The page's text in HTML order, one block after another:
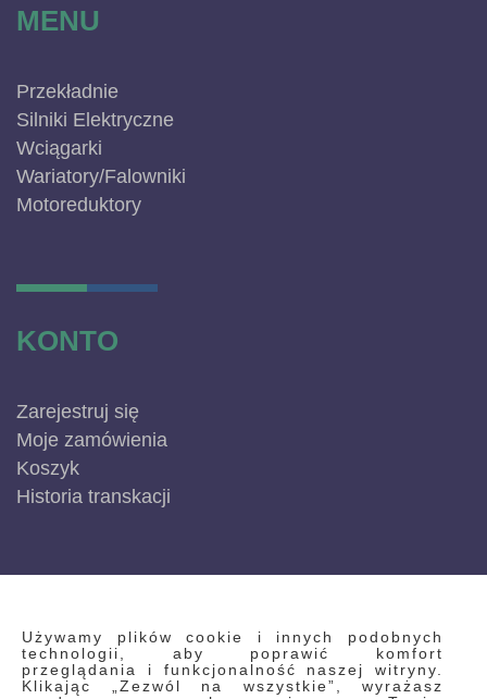
Używamy plików cookie i innych podobnych
technologii, aby poprawić komfort
przeglądania i funkcjonalność naszej witryny.
Klikając „Zezwól na wszystkie”, wyrażasz
MENU
Przekładnie
Silniki Elektryczne
Wciągarki
Wariatory/Falowniki
Motoreduktory
KONTO
Zarejestruj się
Moje zamówienia
Koszyk
Historia transkacji
INFORMACJE